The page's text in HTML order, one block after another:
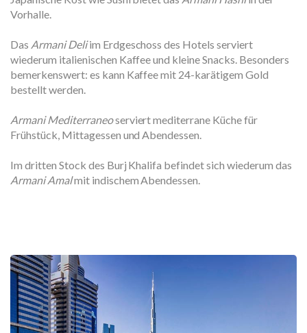
Vorhalle.
Das Armani Deliim Erdgeschoss des Hotels serviert
wiederum italienischen Kaffee und kleine Snacks. Besonders
bemerkenswert: es kann Kaffee mit 24-karätigem Gold
bestellt werden.
Armani Mediterraneoserviert mediterrane Küche für
Frühstück, Mittagessen und Abendessen.
Im dritten Stock des Burj Khalifa befindet sich wiederum das
Armani Amalmit indischem Abendessen.